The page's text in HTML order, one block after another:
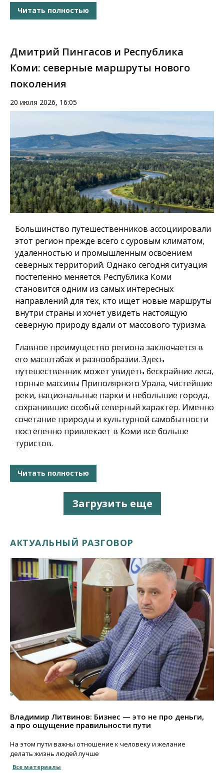
Читать полностью
Дмитрий Пингасов и Республика
Коми: северные маршруты нового
поколения
20 июля 2026, 16:05
Большинство путешественников ассоциировали
этот регион прежде всего с суровым климатом,
удаленностью и промышленным освоением
северных территорий. Однако сегодня ситуация
постепенно меняется. Республика Коми
становится одним из самых интересных
направлений для тех, кто ищет новые маршруты
внутри страны и хочет увидеть настоящую
северную природу вдали от массового туризма.
Главное преимущество региона заключается в
его масштабах и разнообразии. Здесь
путешественник может увидеть бескрайние леса,
горные массивы Приполярного Урала, чистейшие
реки, национальные парки и небольшие города,
сохранившие особый северный характер. Именно
сочетание природы и культурной самобытности
постепенно привлекает в Коми все больше
туристов.
Читать полностью
Загрузить еще
АКТУАЛЬНЫЙ РАЗГОВОР
Владимир Литвинов: Бизнес — это не про деньги,
а про ощущение правильности пути
На этом пути важны отношение к человеку и желание
делать жизнь людей лучше
Все материалы